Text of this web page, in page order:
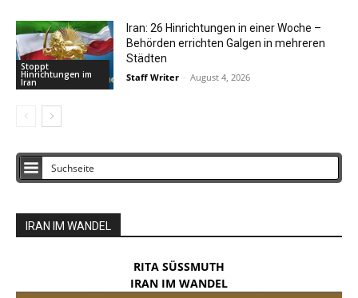
Stoppt
Hinrichtungen im
Iran
Iran: 26 Hinrichtungen in einer Woche –
Behörden errichten Galgen in mehreren
Städten
Staff Writer - August 4, 2026
IRAN IM WANDEL
RITA SÜSSMUTH
IRAN IM WANDEL